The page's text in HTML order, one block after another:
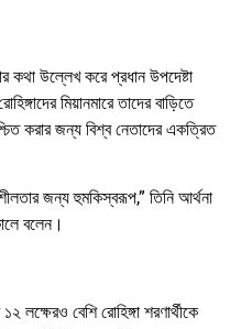
কথা উল্লেখ করে প্রধান উপদেষ্টা
মিয়ানমারে তাদের বাড়িতে
করার জন্য বিশ্ব নেতাদের একত্রিত
জন্য হুমকিস্বরূপ,” তিনি আর্থনা
বলেন।
বেশি রোহিঙ্গা শরণার্থীকে